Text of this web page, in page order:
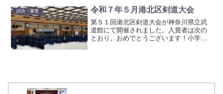
グッときました。良い先生...
試合・審査 令和７年５月港北区剣道大会
第５１回港北区剣道大会が神奈川県立武
道館にて開催されました。入賞者は次の
とおり。おめでとうございます！小学